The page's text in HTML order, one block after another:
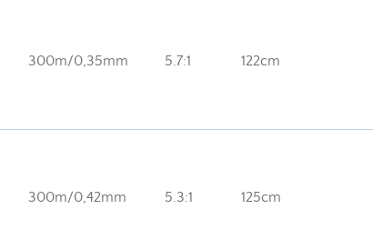
300m/0,35mm 5.7:1 122cm
300m/0,42mm 5.3:1 125cm